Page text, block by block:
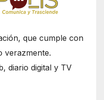
que cumple con
verazmente.
diario digital y TV